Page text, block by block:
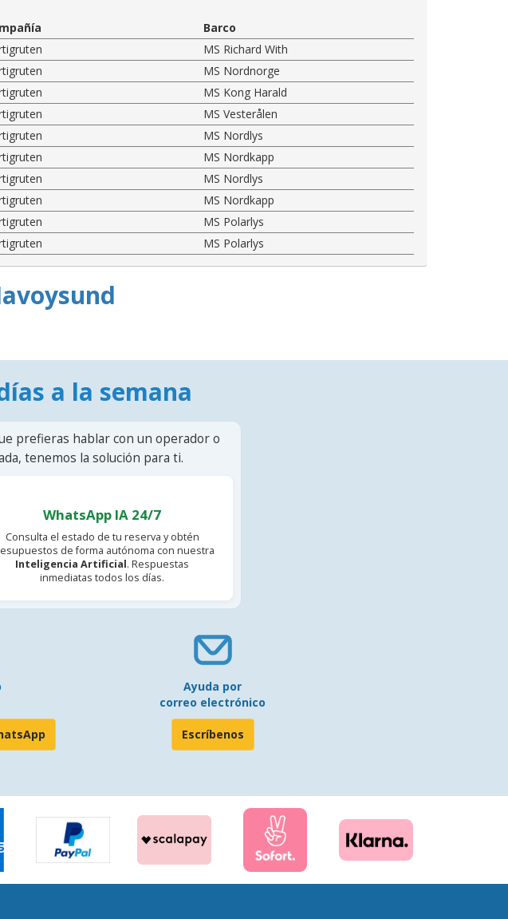
Barco
MS Richard With
MS Nordnorge
MS Kong Harald
MS Vesterålen
MS Nordlys
MS Nordkapp
MS Nordlys
MS Nordkapp
MS Polarlys
MS Polarlys
a la semana
prefieras hablar con un operador o
tenemos la solución para ti.
WhatsApp IA 24/7
Consulta el estado de tu reserva y obtén
de forma autónoma con nuestra
Inteligencia Artificial. Respuestas
inmediatas todos los días.
Ayuda por
correo electrónico
Escríbenos